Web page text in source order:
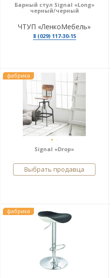
Барный стул Signal «Long»
черный/черный
ЧТУП «ЛенкоМебель»
8 (029) 117-30-15
фабрика
Signal «Drop»
Выбрать продавца
фабрика